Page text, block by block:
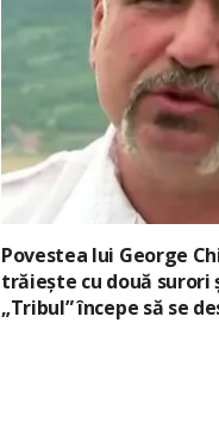
Povestea lui George
trăiește cu două surori
„Tribul” începe să se